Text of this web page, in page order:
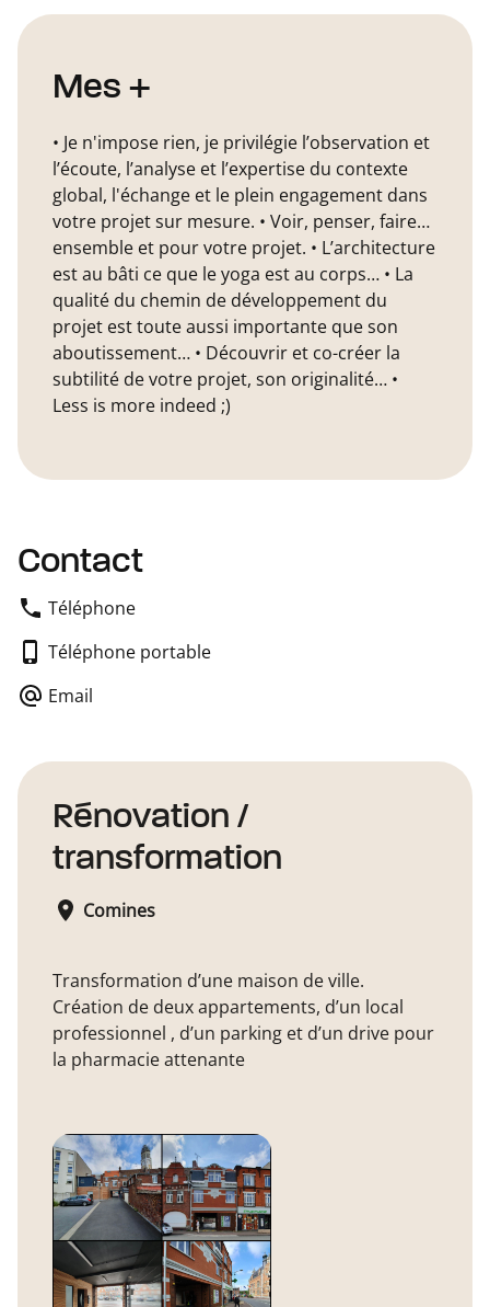
Mes +
• Je n'impose rien, je privilégie l’observation et
l’écoute, l’analyse et l’expertise du contexte
global, l'échange et le plein engagement dans
votre projet sur mesure. • Voir, penser, faire…
ensemble et pour votre projet. • L’architecture
est au bâti ce que le yoga est au corps… • La
qualité du chemin de développement du
projet est toute aussi importante que son
aboutissement… • Découvrir et co-créer la
subtilité de votre projet, son originalité… •
Less is more indeed ;)
Contact
Téléphone
Téléphone portable
Email
Rénovation /
transformation
Comines
Transformation d’une maison de ville.
Création de deux appartements, d’un local
professionnel , d’un parking et d’un drive pour
la pharmacie attenante